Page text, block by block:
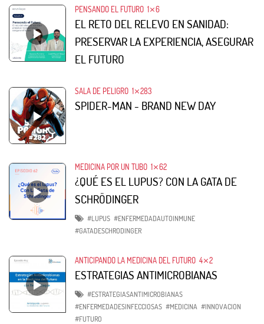
PENSANDO EL FUTURO 1⨯6
EL RETO DEL RELEVO EN SANIDAD:
PRESERVAR LA EXPERIENCIA, ASEGURAR
EL FUTURO
SALA DE PELIGRO 1⨯283
SPIDER-MAN - BRAND NEW DAY
MEDICINA POR UN TUBO 1⨯62
¿QUÉ ES EL LUPUS? CON LA GATA DE
SCHRÖDINGER
#LUPUS #ENFERMEDADAUTOINMUNE
#GATADESCHRODINGER
ANTICIPANDO LA MEDICINA DEL FUTURO 4⨯2
ESTRATEGIAS ANTIMICROBIANAS
#ESTRATEGIASANTIMICROBIANAS
#ENFERMEDADESINFECCIOSAS #MEDICINA #INNOVACION
#FUTURO